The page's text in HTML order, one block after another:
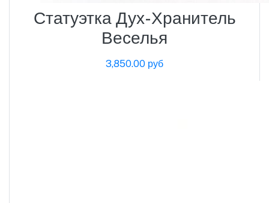
Статуэтка Дух-Хранитель
Веселья
3,850.00 руб